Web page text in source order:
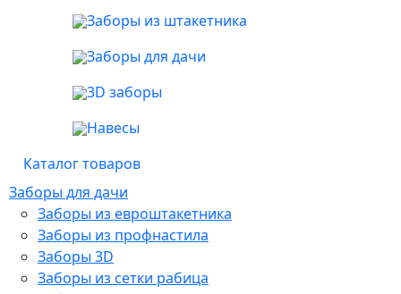
Заборы из штакетника
Заборы для дачи
3D заборы
Навесы
Каталог товаров
Заборы для дачи
Заборы из евроштакетника
Заборы из профнастила
Заборы 3D
Заборы из сетки рабица